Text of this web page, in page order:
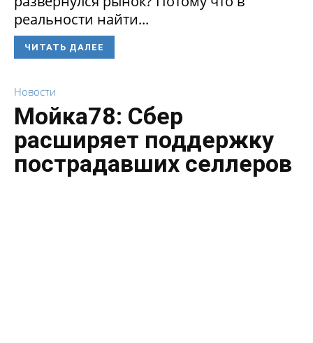
реальности найти...
ЧИТАТЬ ДАЛЕЕ
Новости
Мойка78: Сбер
расширяет поддержку
пострадавших селлеров